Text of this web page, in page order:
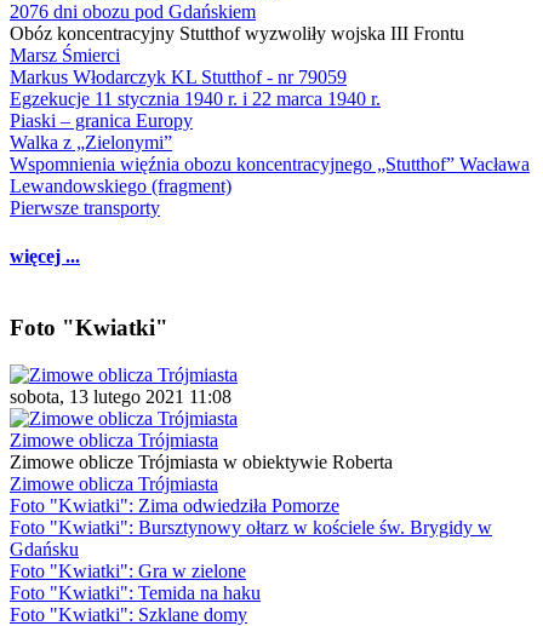
2076 dni obozu pod Gdańskiem
Obóz koncentracyjny Stutthof wyzwoliły wojska III Frontu
Marsz Śmierci
Markus Włodarczyk KL Stutthof - nr 79059
Egzekucje 11 stycznia 1940 r. i 22 marca 1940 r.
Piaski – granica Europy
Walka z „Zielonymi”
Wspomnienia więźnia obozu koncentracyjnego „Stutthof” Wacława
Lewandowskiego (fragment)
Pierwsze transporty
więcej ...
Foto "Kwiatki"
sobota, 13 lutego 2021 11:08
Zimowe oblicza Trójmiasta
Zimowe oblicze Trójmiasta w obiektywie Roberta
Zimowe oblicza Trójmiasta
Foto "Kwiatki": Zima odwiedziła Pomorze
Foto "Kwiatki": Bursztynowy ołtarz w kościele św. Brygidy w
Gdańsku
Foto "Kwiatki": Gra w zielone
Foto "Kwiatki": Temida na haku
Foto "Kwiatki": Szklane domy